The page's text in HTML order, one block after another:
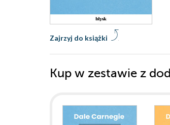
Zajrzyj do książki
Kup w zestawie z